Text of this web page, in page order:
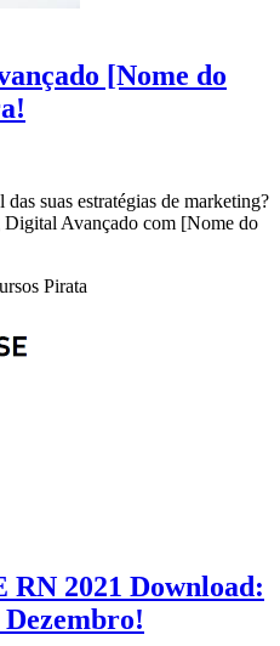
[Nome do
suas estratégias de marketing?
Avançado com [Nome do
Pirata
RN 2021 Download: